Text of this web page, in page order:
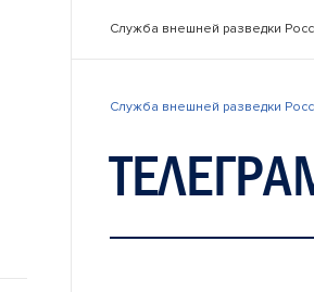
Служба внешней разведки
Служба внешней разведки